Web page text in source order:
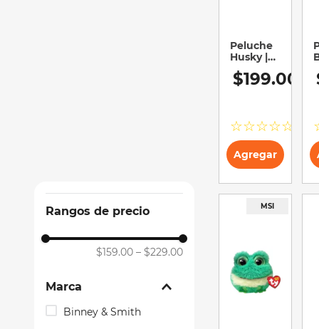
Marca
Binney & Smith
Rangos de precio
$159.00 – $229.00
Peluche
Husky |
TY | Slush
| Suave y
$199.00
☆☆☆☆☆
Agregar